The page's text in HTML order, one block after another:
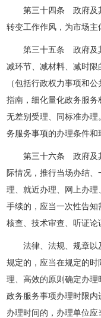
第三十四条 政府及
转变工作作风，为市场主
第三十五条 政府及
减环节、减材料、减时
（包括行政权力事项和
指南，细化量化政务服
无差别受理、同标准办
务服务事项的办理条件和
第三十六条 政府及
际情况，推行当场办结
理、就近办理、网上办理
手续的，应当一次性告
核查、技术审查、听证论
法律、法规、规章
规定的，应当在规定的
理、高效的原则确定办
政务服务事项办理时限
办理时间的，办理单位应